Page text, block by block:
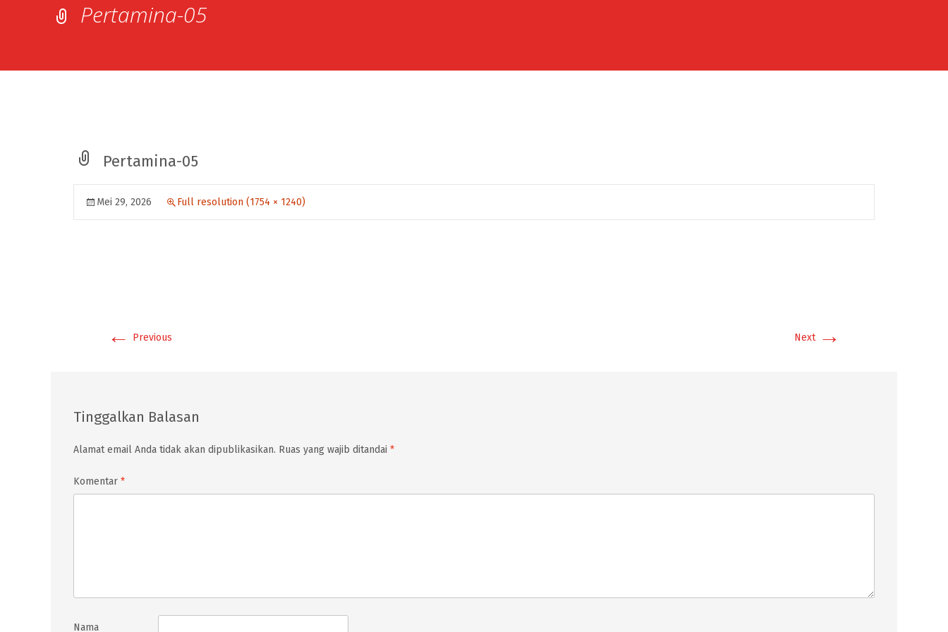
Pertamina-05
Pertamina-05
Mei 29, 2026 Full resolution (1754 × 1240)
← Previous Next →
Tinggalkan Balasan
Alamat email Anda tidak akan dipublikasikan. Ruas yang wajib ditandai *
Komentar *
Nama